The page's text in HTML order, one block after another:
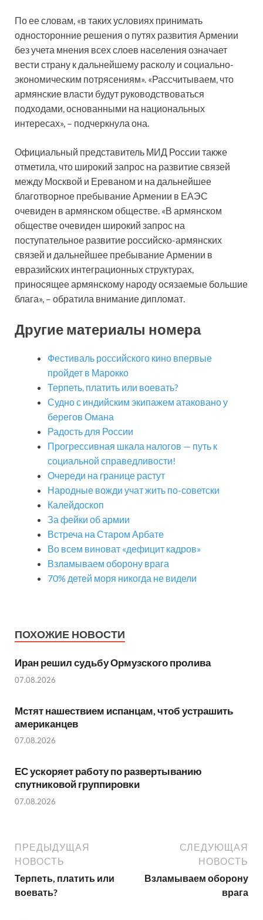
По ее словам, «в таких условиях принимать
односторонние решения о путях развития Армении
без учета мнения всех слоев населения означает
вести страну к дальнейшему расколу и социально-
экономическим потрясениям». «Рассчитываем, что
армянские власти будут руководствоваться
подходами, основанными на национальных
интересах», – подчеркнула она.
Официальный представитель МИД России также
отметила, что широкий запрос на развитие связей
между Москвой и Ереваном и на дальнейшее
благотворное пребывание Армении в ЕАЭС
очевиден в армянском обществе. «В армянском
обществе очевиден широкий запрос на
поступательное развитие российско-армянских
связей и дальнейшее пребывание Армении в
евразийских интеграционных структурах,
приносящее армянскому народу осязаемые большие
блага», – обратила внимание дипломат.
Другие материалы номера
Фестиваль российского кино впервые
пройдет в Марокко
Терпеть, платить или воевать?
Судно с индийским экипажем атаковано у
берегов Омана
Радость для России
Прогрессивная шкала налогов — путь к
социальной справедливости!
Очереди на границе растут
Народные вожди учат жить по-советски
Калейдоскоп
За фейки об армии
Встреча на Старом Арбате
Во всем виноват «дефицит кадров»
Взламываем оборону врага
70% детей моря никогда не видели
ПОХОЖИЕ НОВОСТИ
Иран решил судьбу Ормузского пролива
07.08.2026
Мстят нашествием испанцам, чтоб устрашить
американцев
07.08.2026
ЕС ускоряет работу по развертыванию
спутниковой группировки
07.08.2026
ПРЕДЫДУЩАЯ
НОВОСТЬ
Терпеть, платить или
воевать?
СЛЕДУЮЩАЯ
НОВОСТЬ
Взламываем оборону
врага